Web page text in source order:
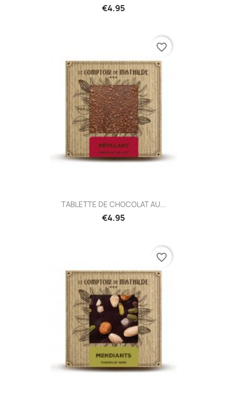
€4.95
TABLETTE DE CHOCOLAT AU...
€4.95
favorite_border
favorite_border